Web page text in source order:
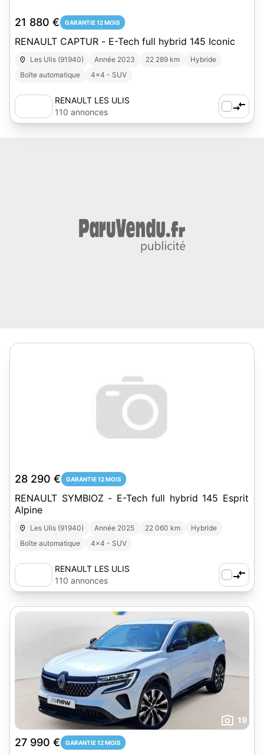
21 880 € GARANTIE 12 MOIS
RENAULT CAPTUR - E-Tech full hybrid 145 Iconic
Les Ulis (91940) Année 2023 22 289 km
Hybride
Boîte automatique
4x4 - SUV
RENAULT LES ULIS
110 annonces
28 290 € GARANTIE 12 MOIS
RENAULT SYMBIOZ - E-Tech full hybrid 145 Esprit
Alpine
Les Ulis (91940) Année 2025 22 060 km
Hybride
Boîte automatique
4x4 - SUV
RENAULT LES ULIS
110 annonces
19
27 990 € GARANTIE 12 MOIS